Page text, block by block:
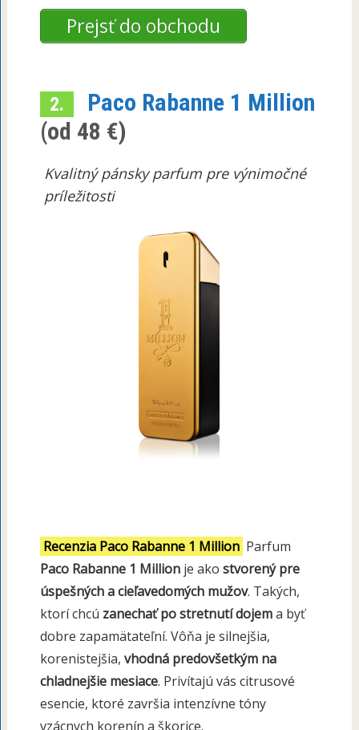
Prejsť do obchodu
2.
Paco Rabanne 1 Million
(od 48 €)
Kvalitný pánsky parfum pre výnimočné
príležitosti
Recenzia Paco Rabanne 1 Million Parfum
Paco Rabanne 1 Millionje ako stvorený pre
úspešných a cieľavedomých mužov. Takých,
ktorí chcú zanechať po stretnutí dojema byť
dobre zapamätateľní. Vôňa je silnejšia,
korenistejšia, vhodná predovšetkým na
chladnejšie mesiace. Privítajú vás citrusové
esencie, ktoré završia intenzívne tóny
vzácnych korenín a škorice.